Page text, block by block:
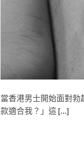
當香港男士開始面對
款適合我？」這 […]